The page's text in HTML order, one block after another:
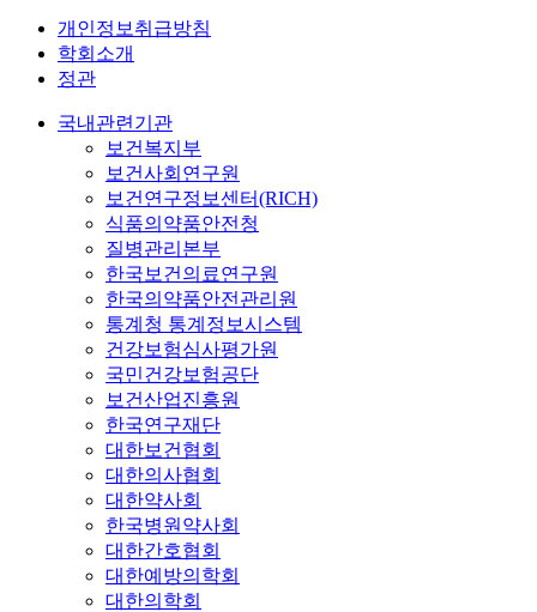
개인정보취급방침
학회소개
정관
국내관련기관
보건복지부
보건사회연구원
보건연구정보센터(RICH)
식품의약품안전청
질병관리본부
한국보건의료연구원
한국의약품안전관리원
통계청 통계정보시스템
건강보험심사평가원
국민건강보험공단
보건산업진흥원
한국연구재단
대한보건협회
대한의사협회
대한약사회
한국병원약사회
대한간호협회
대한예방의학회
대한의학회